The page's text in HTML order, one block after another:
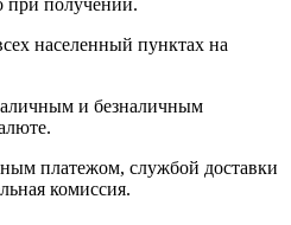
населенный пунктах на
и безналичным
платежом, службой доставки
комиссия.